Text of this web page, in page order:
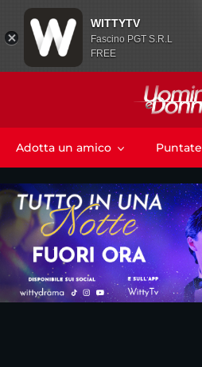
Adotta un amico Puntate
WITTYTV
Fascino PGT S.R.L
FREE